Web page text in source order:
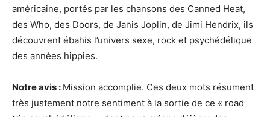
américaine, portés par les chansons des Canned Heat,
des Who, des Doors, de Janis Joplin, de Jimi Hendrix, ils
découvrent ébahis l’univers sexe, rock et psychédélique
des années hippies.
Notre avis : Mission accomplie. Ces deux mots résument
très justement notre sentiment à la sortie de ce « road